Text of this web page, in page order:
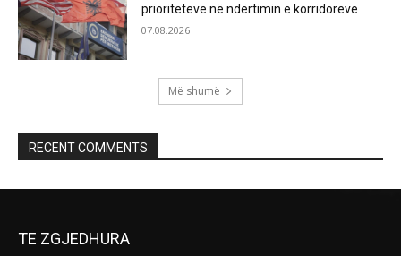
prioriteteve në ndërtimin e korridoreve
07.08.2026
Më shumë
RECENT COMMENTS
TE ZGJEDHURA